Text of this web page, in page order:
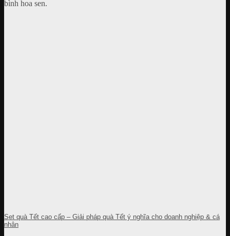
Set quà Tết cao cấp – Giải pháp quà Tết ý nghĩa cho doanh nghiệp & cá
nhân